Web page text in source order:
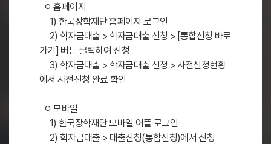
ㅇ 홈페이지
1) 한국장학재단 홈페이지 로그인
2) 학자금대출 > 학자금대출 신청 > [통합신청 바로
가기] 버튼 클릭하여 신청
3) 학자금대출 > 학자금대출 신청 > 사전신청현황
에서 사전신청 완료 확인
ㅇ 모바일
1) 한국장학재단 모바일 어플 로그인
2) 학자금대출 > 대출신청(통합신청)에서 신청